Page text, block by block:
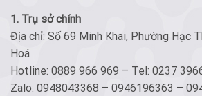
1. Trụ sở chính
Địa chỉ: Số 69 Minh Khai, Phường Hạc
Hoá
Hotline: 0889 966 969 – Tel: 0237
Zalo: 0948043368 – 0946196363 –